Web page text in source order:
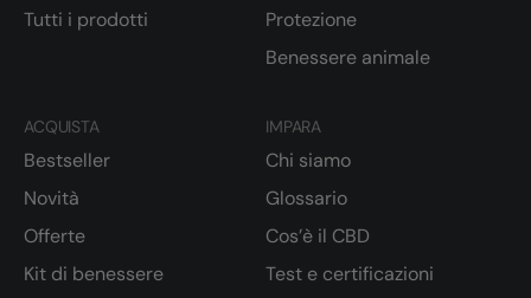
Tutti i prodotti
Protezione
Benessere animale
ACQUISTA
Bestseller
Novità
Offerte
Kit di benessere
IMPARA
Chi siamo
Glossario
Cos’è il CBD
Test e certificazioni